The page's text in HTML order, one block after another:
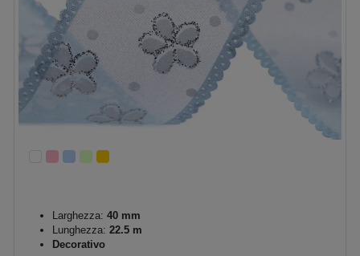
Larghezza: 40 mm
Lunghezza: 22.5 m
Decorativo